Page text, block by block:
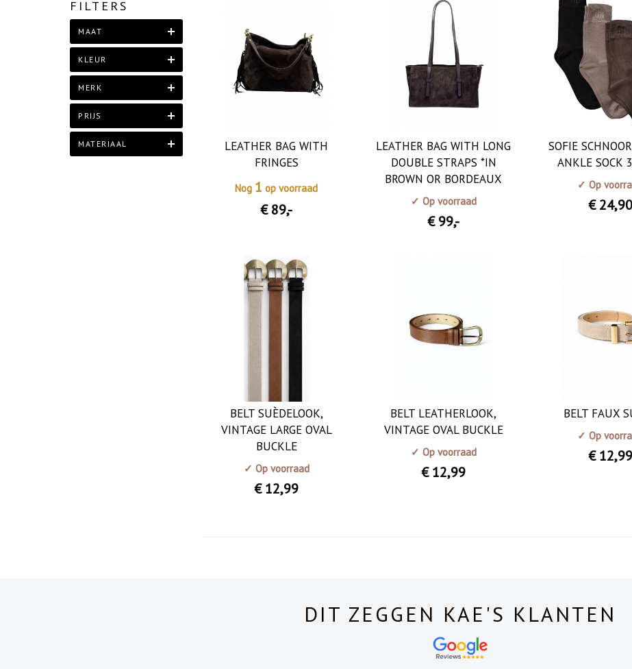
FILTERS
MAAT
KLEUR
MERK
PRIJS
MATERIAAL
LEATHER BAG WITH
FRINGES
Nog 1 op voorraad
€ 89,-
LEATHER BAG WITH LONG
DOUBLE STRAPS *IN
BROWN OR BORDEAUX
✓ Op voorraad
€ 99,-
SOFIE
ANKLE SOCK
✓ Op
€ 24,90
BELT SUÈDELOOK,
VINTAGE LARGE OVAL
BUCKLE
✓ Op voorraad
€ 12,99
BELT LEATHERLOOK,
VINTAGE OVAL BUCKLE
✓ Op voorraad
€ 12,99
BELT FAUX
✓ Op
€ 12,99
DIT ZEGGEN KAE'S KLANTEN